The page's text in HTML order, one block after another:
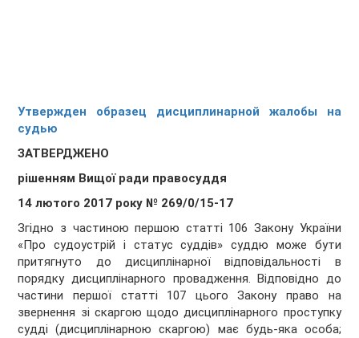
Утвержден образец дисциплинарной жалобы на
судью
ЗАТВЕРДЖЕНО
рішенням Вищої ради правосуддя
14 лютого 2017 року № 269/0/15-17
Згідно з частиною першою статті 106 Закону України
«Про судоустрій і статус суддів» суддю може бути
притягнуто до дисциплінарної відповідальності в
порядку дисциплінарного провадження. Відповідно до
частини першої статті 107 цього Закону право на
звернення зі скаргою щодо дисциплінарного проступку
судді (дисциплінарною скаргою) має будь-яка особа;